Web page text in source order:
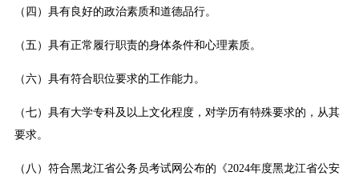
（四）具有良好的政治素质和道德品行。
（五）具有正常履行职责的身体条件和心理素质。
（六）具有符合职位要求的工作能力。
（七）具有大学专科及以上文化程度，对学历有特殊要求的，从其
要求。
（八）符合黑龙江省公务员考试网公布的《2024年度黑龙江省公安